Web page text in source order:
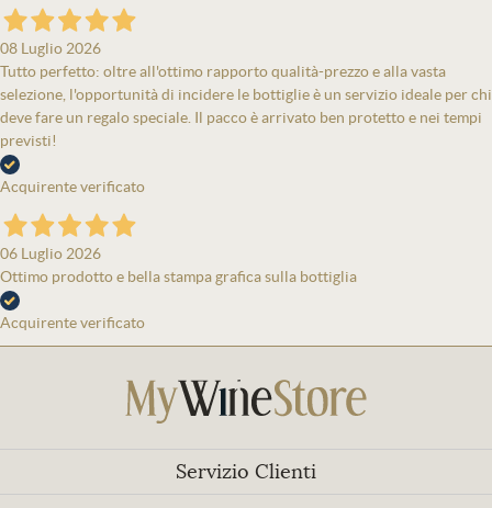
08 Luglio 2026
Tutto perfetto: oltre all'ottimo rapporto qualità-prezzo e alla vasta
selezione, l'opportunità di incidere le bottiglie è un servizio ideale per chi
deve fare un regalo speciale. Il pacco è arrivato ben protetto e nei tempi
previsti!
Acquirente verificato
06 Luglio 2026
Ottimo prodotto e bella stampa grafica sulla bottiglia
Acquirente verificato
Servizio Clienti